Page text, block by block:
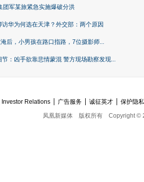
团军某旅紧急实施爆破分洪
华为何选在天津？外交部：两个原因
后，小男孩在路口指路，7位摄影师...
：凶手欲靠悲情蒙混 警方现场勘察发现...
Investor Relations 广告服务 诚征英才
保护隐
凤凰新媒体
版权所有 Copyright ©